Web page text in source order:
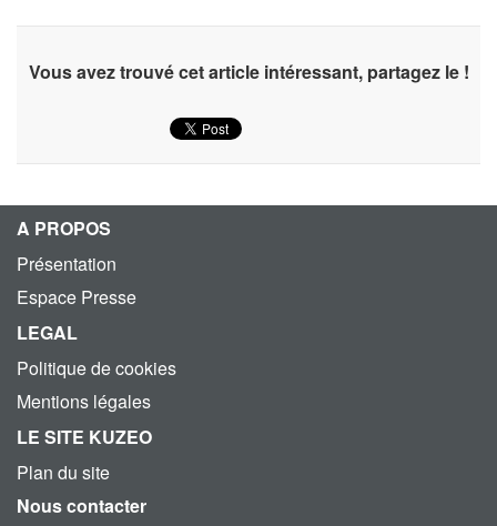
Vous avez trouvé cet article intéressant, partagez le !
A PROPOS
Présentation
Espace Presse
LEGAL
Politique de cookies
Mentions légales
LE SITE KUZEO
Plan du site
Nous contacter